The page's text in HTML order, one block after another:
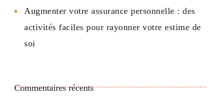
Augmenter votre assurance personnelle : des
activités faciles pour rayonner votre estime de
soi
Commentaires récents